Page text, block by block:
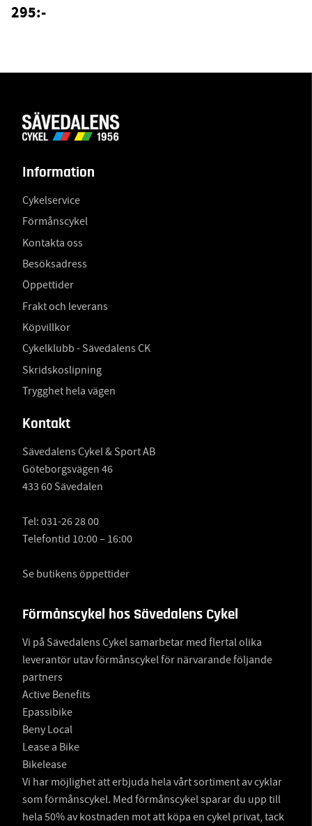
295:-
Information
Cykelservice
Förmånscykel
Kontakta oss
Besöksadress
Öppettider
Frakt och leverans
Köpvillkor
Cykelklubb - Sävedalens CK
Skridskoslipning
Trygghet hela vägen
Kontakt
Sävedalens Cykel & Sport AB
Göteborgsvägen 46
433 60 Sävedalen
Tel: 031-26 28 00
Telefontid 10:00 – 16:00
Se butikens öppettider
Förmånscykel hos Sävedalens Cykel
Vi på Sävedalens Cykel samarbetar med flertal olika
leverantör utav förmånscykel för närvarande följande
partners
Active Benefits
Epassibike
Beny Local
Lease a Bike
Bikelease
Vi har möjlighet att erbjuda hela vårt sortiment av cyklar
som förmånscykel. Med förmånscykel sparar du upp till
hela 50% av kostnaden mot att köpa en cykel privat, tack